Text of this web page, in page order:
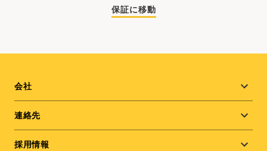
保証に移動
Footer
menu
会社
連絡先
採用情報